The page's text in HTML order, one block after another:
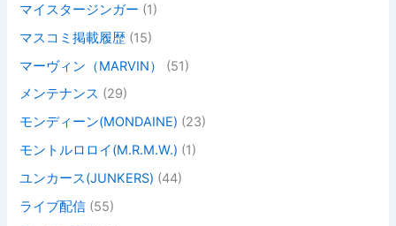
マイスタージンガー (1)
マスコミ掲載履歴 (15)
マーヴィン（MARVIN）
(51)
メンテナンス (29)
モンディーン(MONDAINE) (23)
モントルロロイ(M.R.M.W.) (1)
ユンカース(JUNKERS) (44)
ライブ配信 (55)